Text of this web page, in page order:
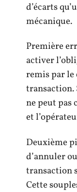
d’écarts
mécanique.
Première
activer
remis par le
transaction.
ne peut pas
et
Deuxième
d’annuler
transaction
Cette